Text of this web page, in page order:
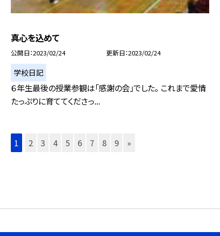
真心を込めて
公開日 2023/02/24 更新日 2023/02/24
学校日記
６年生最後の授業参観は「感謝の会」でした。 これまで愛情
たっぷりに育ててくださっ...
1 2 3 4 5 6 7 8 9 »